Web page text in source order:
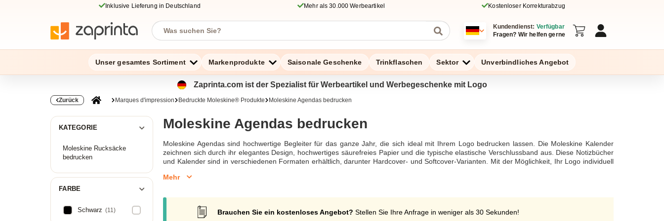
Inklusive Lieferung in Deutschland Mehr als 30.000 Werbeartikel Kostenloser Korrekturabzug
Kundendienst: Verfügbar
Fragen? Wir helfen gerne
Unser gesamtes Sortiment Markenprodukte Saisonale Geschenke Trinkflaschen Sektor Unverbindliches Angebot
Zaprinta.com ist der Spezialist für Werbeartikel und Werbegeschenke mit Logo
Zurück Marques d'impression Bedruckte Moleskine® Produkte Moleskine Agendas bedrucken
KATEGORIE
Moleskine Rucksäcke
bedrucken
FARBE
Schwarz (11)
Moleskine Agendas bedrucken
Moleskine Agendas sind hochwertige Begleiter für das ganze Jahr, die sich ideal mit Ihrem Logo bedrucken lassen. Die Moleskine Kalender
zeichnen sich durch ihr elegantes Design, hochwertiges säurefreies Papier und die typische elastische Verschlussband aus. Diese Notizbücher
und Kalender sind in verschiedenen Formaten erhältlich, darunter Hardcover- und Softcover-Varianten. Mit der Möglichkeit, Ihr Logo individuell
unserer schnellen Lieferung und der hohen Qualität der Marke Moleskine.
Mehr
Brauchen Sie ein kostenloses Angebot? Stellen Sie Ihre Anfrage in weniger als 30 Sekunden!